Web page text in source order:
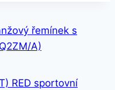
řemínek s
A)
RED sportovní